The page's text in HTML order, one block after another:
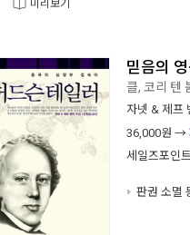
미리보기
믿음의
클, 코리 텐
자넷 & 제프
36,000원 →
세일즈포인
판권 소멸